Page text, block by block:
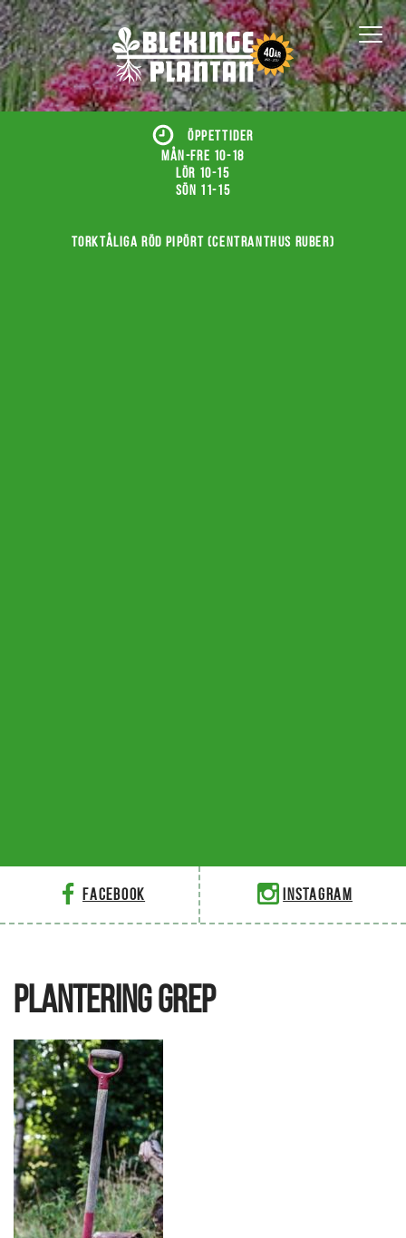
ÖPPETTIDER
Mån-fre 10-18
Lör 10-15
Sön 11-15
Torktåliga röd pipört (Centranthus ruber)
Facebook Instagram
PLANTERING GREP